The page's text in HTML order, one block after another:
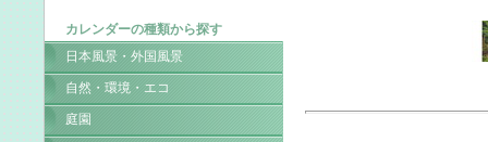
カレンダーの種類から探す
日本風景・外国風景
自然・環境・エコ
庭園